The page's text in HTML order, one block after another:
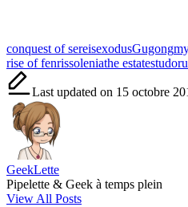
Tags:
conquest of sereisexodusGugong
rise of fenrissoleniathe estatestudor
Last updated on 15 octobre
GeekLette
Pipelette & Geek à temps plein
View All Posts